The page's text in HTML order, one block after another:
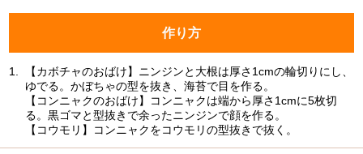
作り方
1.
【カボチャのおばけ】ニンジンと大根は厚さ1cmの輪切りにし、
ゆでる。かぼちゃの型を抜き、海苔で目を作る。
【コンニャクのおばけ】コンニャクは端から厚さ1cmに5枚切
る。黒ゴマと型抜きで余ったニンジンで顔を作る。
【コウモリ】コンニャクをコウモリの型抜きで抜く。